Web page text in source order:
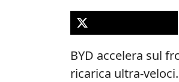
BYD accelera sul
ricarica ultra-